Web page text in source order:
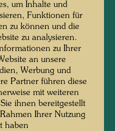
DER
1-3000/3000
mit der Endzahl 9
um Inhalte und
Funktionen für
zu können und die
zu analysieren.
zu Ihrer
an unsere
Werbung und
Partner führen diese
mit weiteren
ihnen bereitgestellt
Ihrer Nutzung
haben